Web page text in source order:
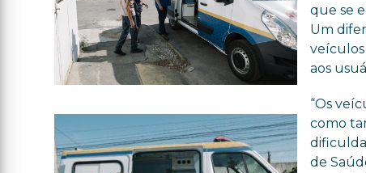
que se
Um
aos
“Os
como
de